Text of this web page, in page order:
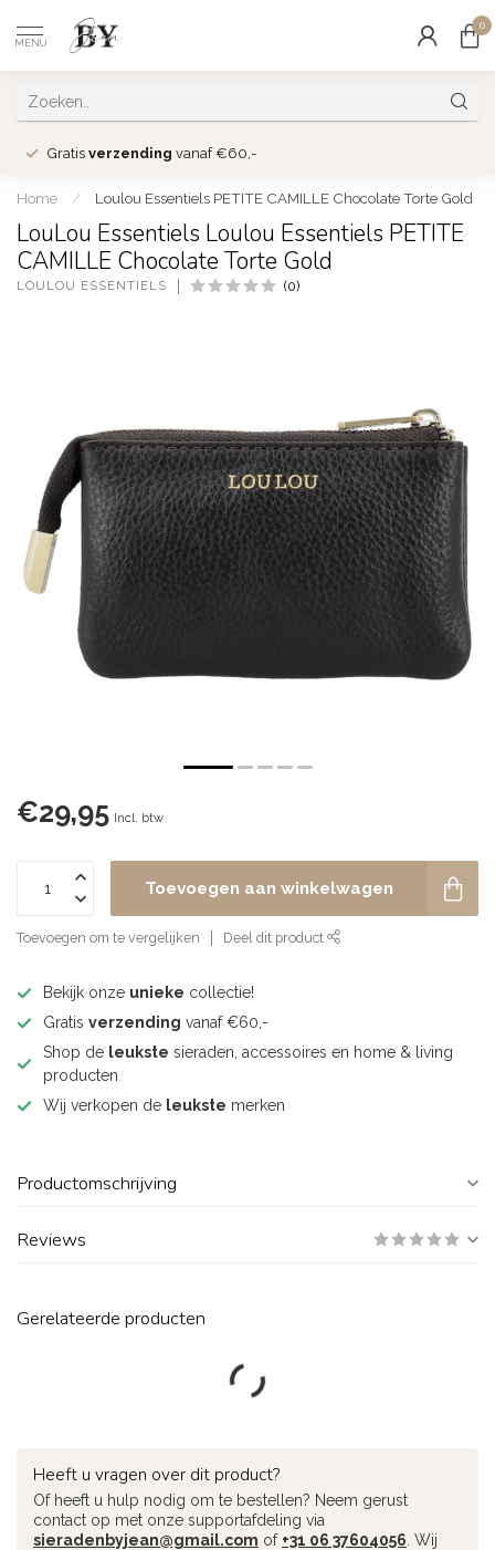
MENU
0
Gratis verzending vanaf €60,-
Home / Loulou Essentiels PETITE CAMILLE Chocolate Torte Gold
LouLou Essentiels Loulou Essentiels PETITE
CAMILLE Chocolate Torte Gold
LOULOU ESSENTIELS (0)
€29,95 Incl. btw
Toevoegen aan winkelwagen
Toevoegen om te vergelijken Deel dit product
Bekijk onze unieke collectie!
Gratis verzending vanaf €60,-
Shop de leukste sieraden, accessoires en home & living
producten
Wij verkopen de leukste merken
Productomschrijving
Reviews
Gerelateerde producten
Heeft u vragen over dit product?
Of heeft u hulp nodig om te bestellen? Neem gerust
contact op met onze supportafdeling via
sieradenbyjean@gmail.com of +31 06 37604056 . Wij